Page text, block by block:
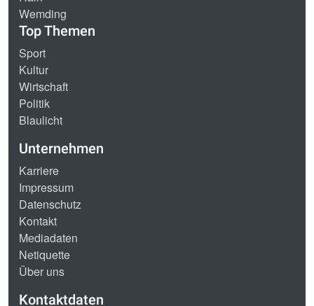
Wemding
Top Themen
Sport
Kultur
Wirtschaft
Politik
Blaulicht
Unternehmen
Karriere
Impressum
Datenschutz
Kontakt
Mediadaten
Netiquette
Über uns
Kontaktdaten